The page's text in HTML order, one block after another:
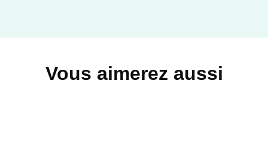
Vous aimerez aussi